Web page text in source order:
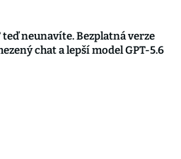
teď neunavíte. Bezplatná verze
chat a lepší model GPT-5.6